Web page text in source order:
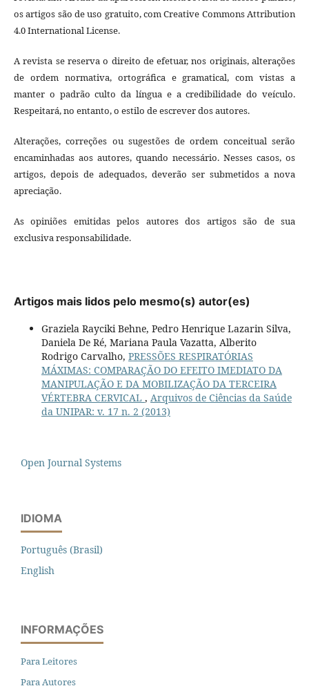
os artigos são de uso gratuito, com Creative Commons Attribution
4.0 International License.
A revista se reserva o direito de efetuar, nos originais, alterações
de ordem normativa, ortográfica e gramatical, com vistas a
manter o padrão culto da língua e a credibilidade do veículo.
Respeitará, no entanto, o estilo de escrever dos autores.
Alterações, correções ou sugestões de ordem conceitual serão
encaminhadas aos autores, quando necessário. Nesses casos, os
artigos, depois de adequados, deverão ser submetidos a nova
apreciação.
As opiniões emitidas pelos autores dos artigos são de sua
exclusiva responsabilidade.
Artigos mais lidos pelo mesmo(s) autor(es)
Graziela Rayciki Behne, Pedro Henrique Lazarin Silva,
Daniela De Ré, Mariana Paula Vazatta, Alberito
Rodrigo Carvalho, PRESSÕES RESPIRATÓRIAS
MÁXIMAS: COMPARAÇÃO DO EFEITO IMEDIATO DA
MANIPULAÇÃO E DA MOBILIZAÇÃO DA TERCEIRA
VÉRTEBRA CERVICAL , Arquivos de Ciências da Saúde
da UNIPAR: v. 17 n. 2 (2013)
Open Journal Systems
IDIOMA
Português (Brasil)
English
INFORMAÇÕES
Para Leitores
Para Autores